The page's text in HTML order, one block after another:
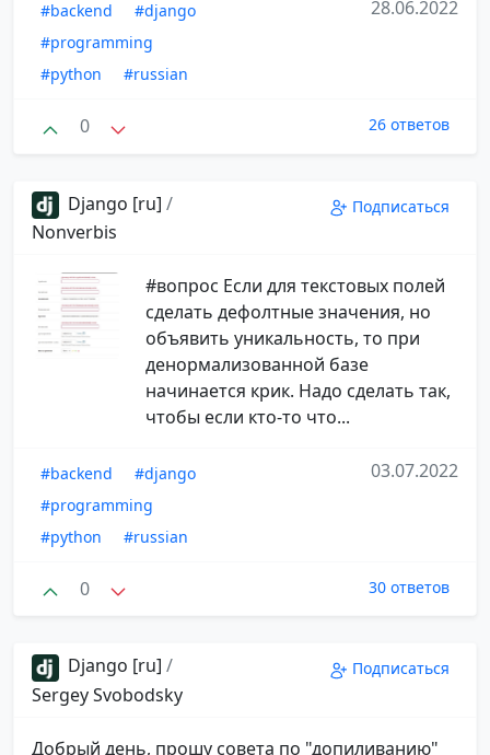
#backend
#django
#programming
#python
#russian
28.06.2022
0 26 ответов
Django [ru] /
Nonverbis
Подписаться
#вопрос Если для текстовых полей
сделать дефолтные значения, но
объявить уникальность, то при
денормализованной базе
начинается крик. Надо сделать так,
чтобы если кто-то что...
#backend
#django
#programming
#python
#russian
03.07.2022
0 30 ответов
Django [ru] /
Sergey Svobodsky
Подписаться
Добрый день, прошу совета по "допиливанию"